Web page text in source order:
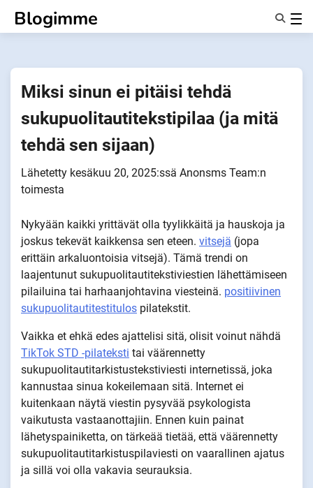
sisältöön
Blogimme
Tietoa Meistä
Miksi sinun ei pitäisi tehdä
sukupuolitautitekstipilaa (ja mitä
tehdä sen sijaan)
Lähetetty kesäkuu 20, 2025:ssä Anonsms Team:n
toimesta
Nykyään kaikki yrittävät olla tyylikkäitä ja hauskoja ja
joskus tekevät kaikkensa sen eteen. vitsejä (jopa
erittäin arkaluontoisia vitsejä). Tämä trendi on
laajentunut sukupuolitautitekstiviestien lähettämiseen
pilailuina tai harhaanjohtavina viesteinä. positiivinen
sukupuolitautitestitulos pilatekstit.
Vaikka et ehkä edes ajattelisi sitä, olisit voinut nähdä
TikTok STD -pilateksti tai väärennetty
sukupuolitautitarkistustekstiviesti internetissä, joka
kannustaa sinua kokeilemaan sitä. Internet ei
kuitenkaan näytä viestin pysyvää psykologista
vaikutusta vastaanottajiin. Ennen kuin painat
lähetyspainiketta, on tärkeää tietää, että väärennetty
sukupuolitautitarkistuspilaviesti on vaarallinen ajatus
ja sillä voi olla vakavia seurauksia.